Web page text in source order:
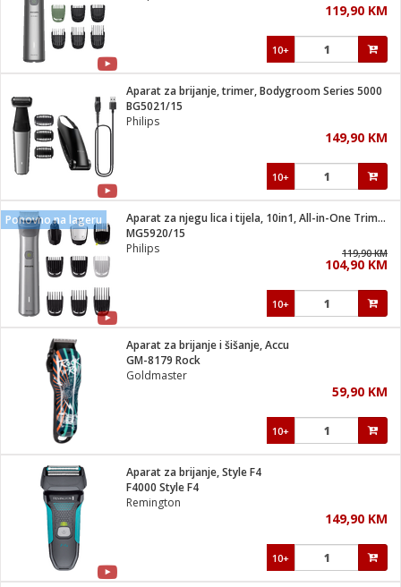
119,90 KM
10+
Aparat za brijanje, trimer, Bodygroom Series 5000
BG5021/15
Philips
149,90 KM
10+
Ponovno na lageru
Aparat za njegu lica i tijela, 10in1, All-in-One Trimmer
MG5920/15
Philips
119,90 KM
104,90 KM
10+
Aparat za brijanje i šišanje, Accu
GM-8179 Rock
Goldmaster
59,90 KM
10+
Aparat za brijanje, Style F4
F4000 Style F4
Remington
149,90 KM
10+